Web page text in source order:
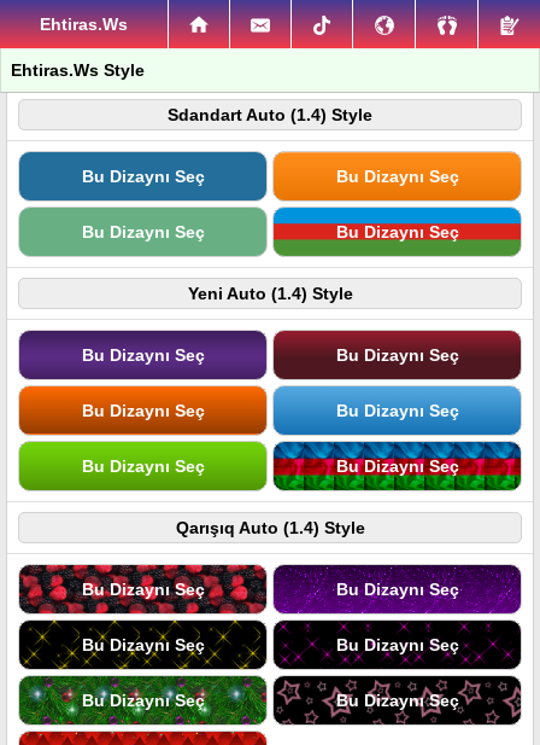
Ehtiras.Ws
Ehtiras.Ws Style
Sdandart Auto (1.4) Style
Bu Dizaynı Seç Bu Dizaynı Seç
Bu Dizaynı Seç Bu Dizaynı Seç
Yeni Auto (1.4) Style
Bu Dizaynı Seç Bu Dizaynı Seç
Bu Dizaynı Seç Bu Dizaynı Seç
Bu Dizaynı Seç Bu Dizaynı Seç
Qarışıq Auto (1.4) Style
Bu Dizaynı Seç Bu Dizaynı Seç
Bu Dizaynı Seç Bu Dizaynı Seç
Bu Dizaynı Seç Bu Dizaynı Seç